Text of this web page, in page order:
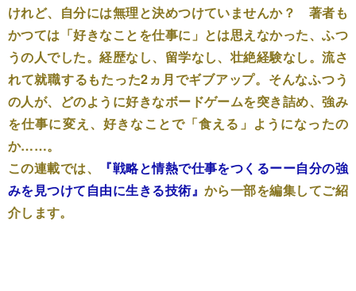
けれど、自分には無理と決めつけていませんか？ 著者も
かつては「好きなことを仕事に」とは思えなかった、ふつ
うの人でした。経歴なし、留学なし、壮絶経験なし。流さ
れて就職するもたった2ヵ月でギブアップ。そんなふつう
の人が、どのように好きなボードゲームを突き詰め、強み
を仕事に変え、好きなことで「食える」ようになったの
か……。
この連載では、
『戦略と情熱で仕事をつくるーー自分の強
みを見つけて自由に生きる技術』 から一部を編集してご紹
介します。